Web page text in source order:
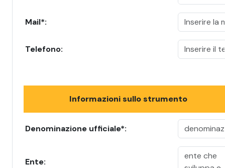
Mail*:
Telefono:
Informazioni sullo strumento
Denominazione ufficiale*:
Ente: